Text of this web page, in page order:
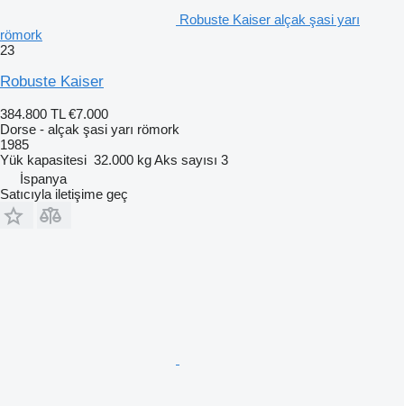
Robuste Kaiser alçak şasi yarı
römork
23
Robuste Kaiser
384.800 TL €7.000
Dorse - alçak şasi yarı römork
1985
Yük kapasitesi 32.000 kgAks sayısı 3
İspanya
Satıcıyla iletişime geç